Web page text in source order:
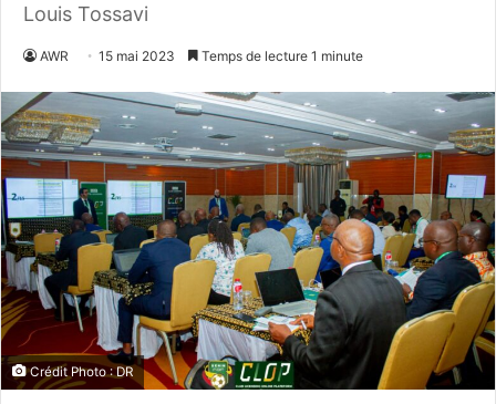
Louis Tossavi
AWR 15 mai 2023 Temps de lecture 1 minute
Crédit Photo : DR